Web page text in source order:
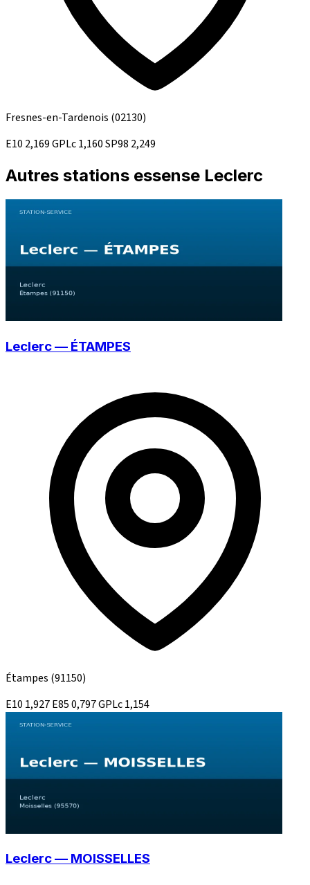
Fresnes-en-Tardenois (02130)
E10 2,169GPLc1,160SP98 2,249
Autres stations essense Leclerc
Leclerc — ÉTAMPES
Étampes (91150)
E10 1,927E850,797GPLc1,154
Leclerc — MOISSELLES